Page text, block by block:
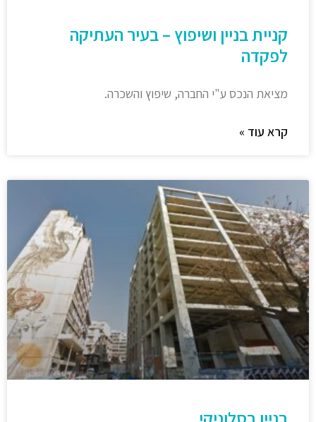
קניית בניין ושיפוץ – בעיר העתיקה
לפקדה
מציאת הנכס ע"י החברה, שיפוץ והשכרה.
קרא עוד »